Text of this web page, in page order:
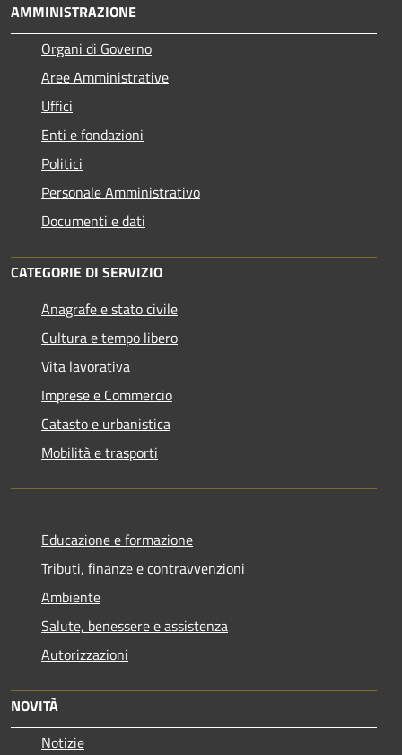
AMMINISTRAZIONE
Organi di Governo
Aree Amministrative
Uffici
Enti e fondazioni
Politici
Personale Amministrativo
Documenti e dati
CATEGORIE DI SERVIZIO
Anagrafe e stato civile
Cultura e tempo libero
Vita lavorativa
Imprese e Commercio
Catasto e urbanistica
Mobilità e trasporti
Educazione e formazione
Tributi, finanze e contravvenzioni
Ambiente
Salute, benessere e assistenza
Autorizzazioni
NOVITÀ
Notizie